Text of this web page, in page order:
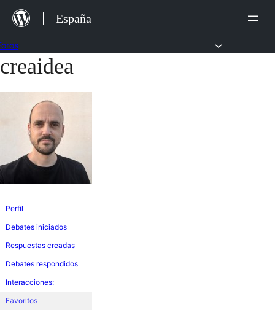
Saltar
contenido
España
Saltar
contenido
creaidea
Perfil
Debates iniciados
Respuestas creadas
Debates respondidos
Interacciones:
Favoritos